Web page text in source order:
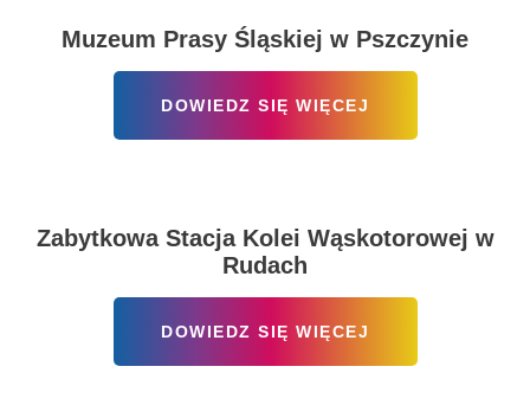
Muzeum Prasy Śląskiej w Pszczynie
DOWIEDZ SIĘ WIĘCEJ
Zabytkowa Stacja Kolei Wąskotorowej w
Rudach
DOWIEDZ SIĘ WIĘCEJ